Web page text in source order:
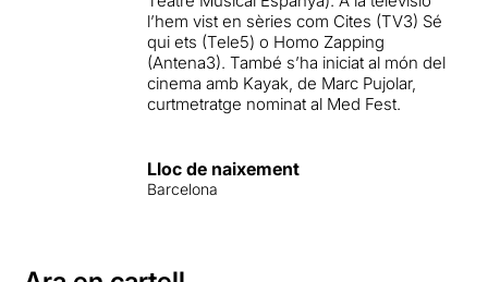
l’hem vist en sèries com Cites (TV3) Sé
qui ets (Tele5) o Homo Zapping
(Antena3). També s’ha iniciat al món del
cinema amb Kayak, de Marc Pujolar,
curtmetratge nominat al Med Fest.
Lloc de naixement
Barcelona